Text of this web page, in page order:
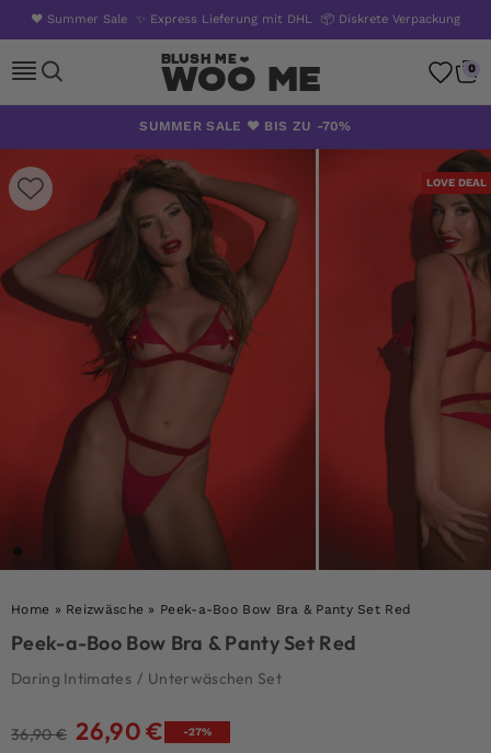
springen
❤️ Summer Sale ✨ Express Lieferung mit DHL 📦 Diskrete Verpackung
Woo Me 0
SUMMER SALE ❤️ BIS ZU -70%
LOVE DEAL
Home » Reizwäsche » Peek-a-Boo Bow Bra & Panty Set Red
Peek-a-Boo Bow Bra & Panty Set Red
Daring Intimates / Unterwäschen Set
36,90€ Ursprünglicher
26,90€ Aktueller
-27%